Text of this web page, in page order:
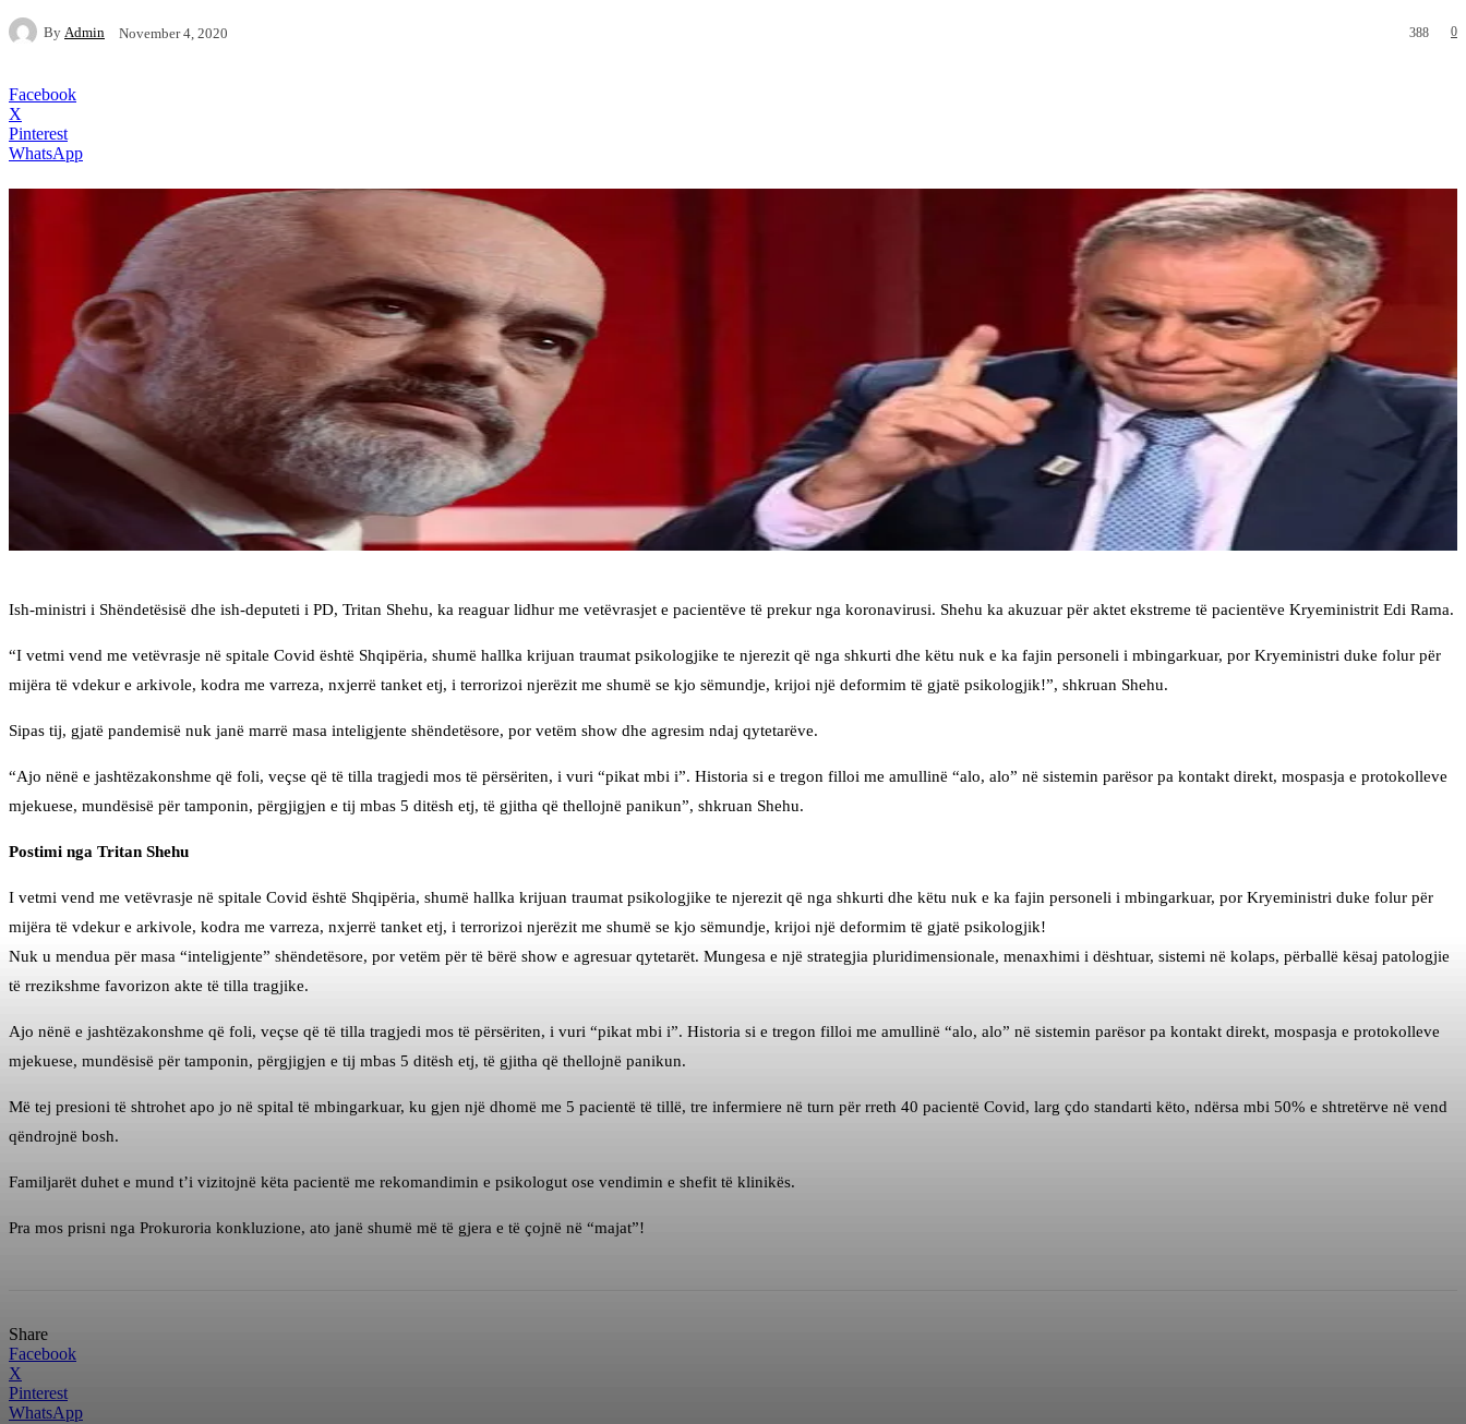
By Admin November 4, 2020 0
388
Facebook
X
Pinterest
WhatsApp
Ish-ministri i Shëndetësisë dhe ish-deputeti i PD, Tritan Shehu, ka reaguar lidhur me vetëvrasjet e pacientëve të prekur nga koronavirusi. Shehu ka akuzuar për aktet ekstreme të pacientëve Kryeministrit Edi Rama.
“I vetmi vend me vetëvrasje në spitale Covid është Shqipëria, shumë hallka krijuan traumat psikologjike te njerezit që nga shkurti dhe këtu nuk e ka fajin personeli i mbingarkuar, por Kryeministri duke folur për
mijëra të vdekur e arkivole, kodra me varreza, nxjerrë tanket etj, i terrorizoi njerëzit me shumë se kjo sëmundje, krijoi një deformim të gjatë psikologjik!”, shkruan Shehu.
Sipas tij, gjatë pandemisë nuk janë marrë masa inteligjente shëndetësore, por vetëm show dhe agresim ndaj qytetarëve.
“Ajo nënë e jashtëzakonshme që foli, veçse që të tilla tragjedi mos të përsëriten, i vuri “pikat mbi i”. Historia si e tregon filloi me amullinë “alo, alo” në sistemin parësor pa kontakt direkt, mospasja e protokolleve
mjekuese, mundësisë për tamponin, përgjigjen e tij mbas 5 ditësh etj, të gjitha që thellojnë panikun”, shkruan Shehu.
Postimi nga Tritan Shehu
I vetmi vend me vetëvrasje në spitale Covid është Shqipëria, shumë hallka krijuan traumat psikologjike te njerezit që nga shkurti dhe këtu nuk e ka fajin personeli i mbingarkuar, por Kryeministri duke folur për
mijëra të vdekur e arkivole, kodra me varreza, nxjerrë tanket etj, i terrorizoi njerëzit me shumë se kjo sëmundje, krijoi një deformim të gjatë psikologjik!
Nuk u mendua për masa “inteligjente” shëndetësore, por vetëm për të bërë show e agresuar qytetarët. Mungesa e një strategjia pluridimensionale, menaxhimi i dështuar, sistemi në kolaps, përballë kësaj patologjie
të rrezikshme favorizon akte të tilla tragjike.
Ajo nënë e jashtëzakonshme që foli, veçse që të tilla tragjedi mos të përsëriten, i vuri “pikat mbi i”. Historia si e tregon filloi me amullinë “alo, alo” në sistemin parësor pa kontakt direkt, mospasja e protokolleve
mjekuese, mundësisë për tamponin, përgjigjen e tij mbas 5 ditësh etj, të gjitha që thellojnë panikun.
Më tej presioni të shtrohet apo jo në spital të mbingarkuar, ku gjen një dhomë me 5 pacientë të tillë, tre infermiere në turn për rreth 40 pacientë Covid, larg çdo standarti këto, ndërsa mbi 50% e shtretërve në vend
qëndrojnë bosh.
Familjarët duhet e mund t’i vizitojnë këta pacientë me rekomandimin e psikologut ose vendimin e shefit të klinikës.
Pra mos prisni nga Prokuroria konkluzione, ato janë shumë më të gjera e të çojnë në “majat”!
Share
Facebook
X
Pinterest
WhatsApp